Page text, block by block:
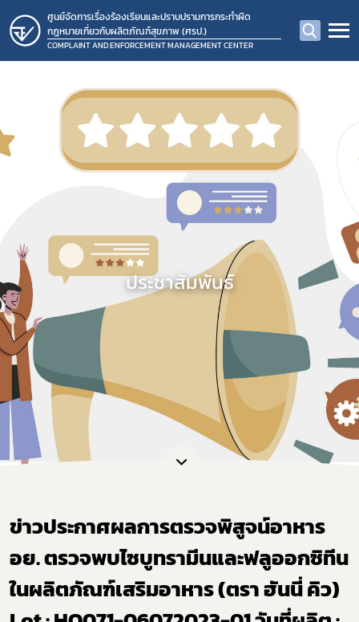
ศูนย์จัดการเรื่องร้องเรียนและปราบปรามการกระทำผิด
กฎหมายเกี่ยวกับผลิตภัณฑ์สุขภาพ (ศรป.)
COMPLAINT AND ENFORCEMENT MANAGEMENT CENTER
ประชาสัมพันธ์
ข่าวประกาศผลการตรวจพิสูจน์อาหาร
อย. ตรวจพบไซบูทรามีนและฟลูออกซิทีน
ในผลิตภัณฑ์เสริมอาหาร (ตรา ฮันนี่ คิว)